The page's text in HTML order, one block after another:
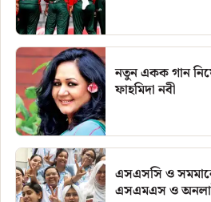
নতুন একক গান
ফাহমিদা নবী
এসএসসি ও
এসএমএস ও